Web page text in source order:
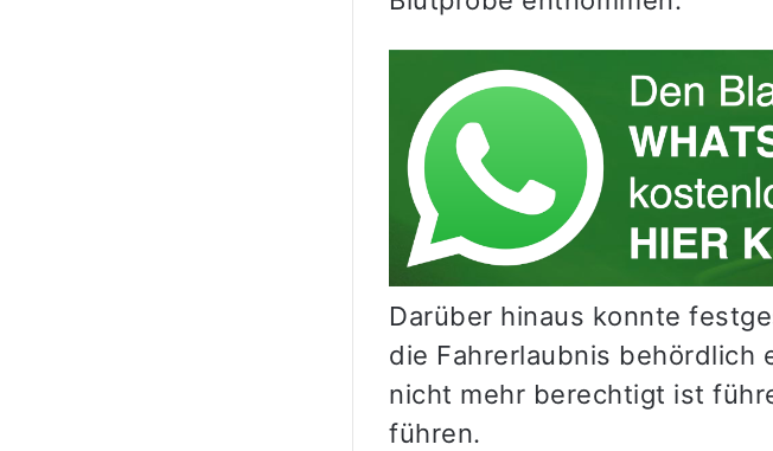
Darüber hinaus konnte
die Fahrerlaubnis behördlich
nicht mehr berechtigt ist
führen.